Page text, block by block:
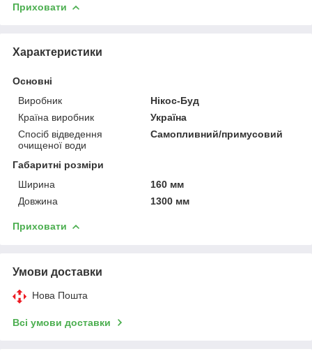
Приховати
Характеристики
Основні
Виробник
Нікос-Буд
Країна виробник
Україна
Спосіб відведення
очищеної води
Самопливний/примусовий
Габаритні розміри
Ширина
160 мм
Довжина
1300 мм
Приховати
Умови доставки
Нова Пошта
Всі умови доставки